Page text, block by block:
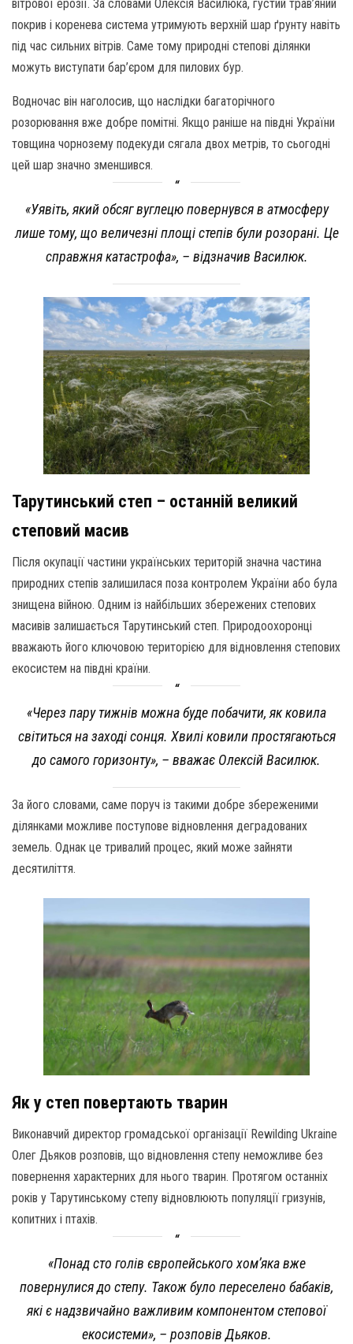
вітрової ерозії. За словами Олексія Василюка, густий трав’яний
покрив і коренева система утримують верхній шар ґрунту навіть
під час сильних вітрів. Саме тому природні степові ділянки
можуть виступати бар’єром для пилових бур.
Водночас він наголосив, що наслідки багаторічного
розорювання вже добре помітні. Якщо раніше на півдні України
товщина чорнозему подекуди сягала двох метрів, то сьогодні
цей шар значно зменшився.
«Уявіть, який обсяг вуглецю повернувся в атмосферу
лише тому, що величезні площі степів були розорані. Це
справжня катастрофа», – відзначив Василюк.
Тарутинський степ – останній великий
степовий масив
Після окупації частини українських територій значна частина
природних степів залишилася поза контролем України або була
знищена війною. Одним із найбільших збережених степових
масивів залишається Тарутинський степ. Природоохоронці
вважають його ключовою територією для відновлення степових
екосистем на півдні країни.
«Через пару тижнів можна буде побачити, як ковила
світиться на заході сонця. Хвилі ковили простягаються
до самого горизонту», – вважає Олексій Василюк.
За його словами, саме поруч із такими добре збереженими
ділянками можливе поступове відновлення деградованих
земель. Однак це тривалий процес, який може зайняти
десятиліття.
Як у степ повертають тварин
Виконавчий директор громадської організації Rewilding Ukraine
Олег Дьяков розповів, що відновлення степу неможливе без
повернення характерних для нього тварин. Протягом останніх
років у Тарутинському степу відновлюють популяції гризунів,
копитних і птахів.
«Понад сто голів європейського хом’яка вже
повернулися до степу. Також було переселено бабаків,
які є надзвичайно важливим компонентом степової
екосистеми», – розповів Дьяков.